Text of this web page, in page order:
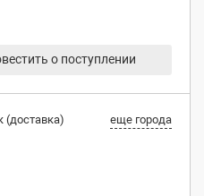
о поступлении
(доставка) еще города